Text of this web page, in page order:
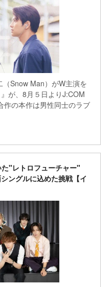
Snow Man）がW主演を
が、8月５日よりJ:COM
作の本作は男性同士のラブ
"レトロフューチャー"
ングルに込めた挑戦【イ